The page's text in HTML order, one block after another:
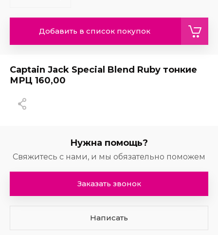
Captain Jack Special Blend Ruby тонкие
МРЦ 160,00
ITG
Добавить в список покупок
Нужна помощь?
Свяжитесь с нами, и мы обязательно поможем
Заказать звонок
Написать